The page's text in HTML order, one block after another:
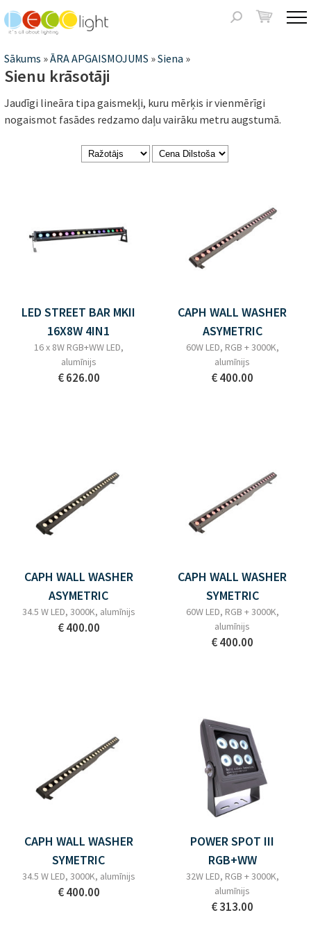
Meklēšanas
Jūs
atrodaties
šeit
Sākums »ĀRA APGAISMOJUMS »Siena »
Sienu krāsotāji
Jaudīgi lineāra tipa gaismekļi, kuru mērķis ir vienmērīgi
nogaismot fasādes redzamo daļu vairāku metru augstumā.
LED STREET BAR MKII
16X8W 4IN1
16 x 8W RGB+WW LED,
alumīnijs
€ 626.00
CAPH WALL WASHER
ASYMETRIC
60W LED, RGB + 3000K,
alumīnijs
€ 400.00
CAPH WALL WASHER
ASYMETRIC
34.5 W LED, 3000K, alumīnijs
€ 400.00
CAPH WALL WASHER
SYMETRIC
60W LED, RGB + 3000K,
alumīnijs
€ 400.00
CAPH WALL WASHER
SYMETRIC
34.5 W LED, 3000K, alumīnijs
€ 400.00
POWER SPOT III
RGB+WW
32W LED, RGB + 3000K,
alumīnijs
€ 313.00